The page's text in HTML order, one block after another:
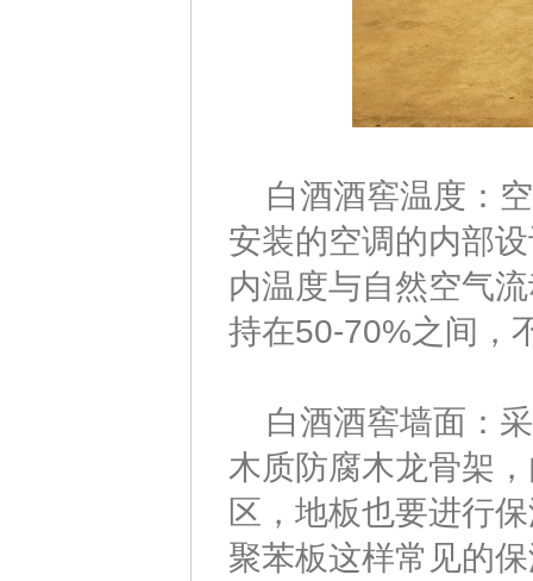
白酒酒窖温度：空
安装的空调的内部
内温度与自然空气
持在50-70%之间，
白酒酒窖墙面：
木质防腐木龙骨架
区，地板也要进行
聚苯板这样常见的